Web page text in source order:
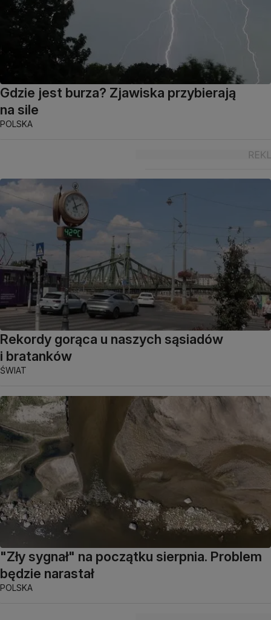
Gdzie jest burza? Zjawiska przybierają
na sile
POLSKA
Rekordy gorąca u naszych sąsiadów
i bratanków
ŚWIAT
"Zły sygnał" na początku sierpnia. Problem
będzie narastał
POLSKA